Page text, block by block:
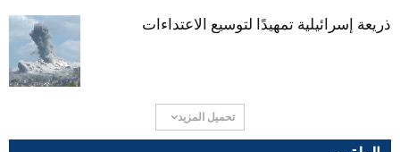
ذريعة إسرائيلية تمهيدًا لتوسيع الاعتداءات
تحميل المزيد